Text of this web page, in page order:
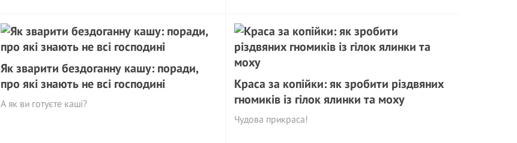
Як зварити бездоганну кашу: поради,
про які знають не всі господині
А як ви готуєте каші?
Краса за копійки: як зробити різдвяних
гномиків із гілок ялинки та моху
Чудова прикраса!